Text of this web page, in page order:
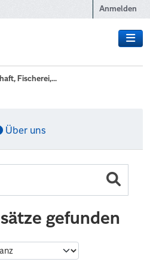
Anmelden
Fischerei,...
Über uns
gefunden